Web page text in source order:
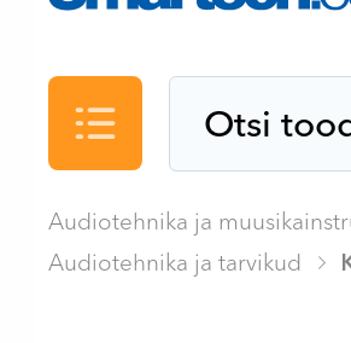
Kataloog
Audiotehnika ja
Audiotehnika ja tarvikud